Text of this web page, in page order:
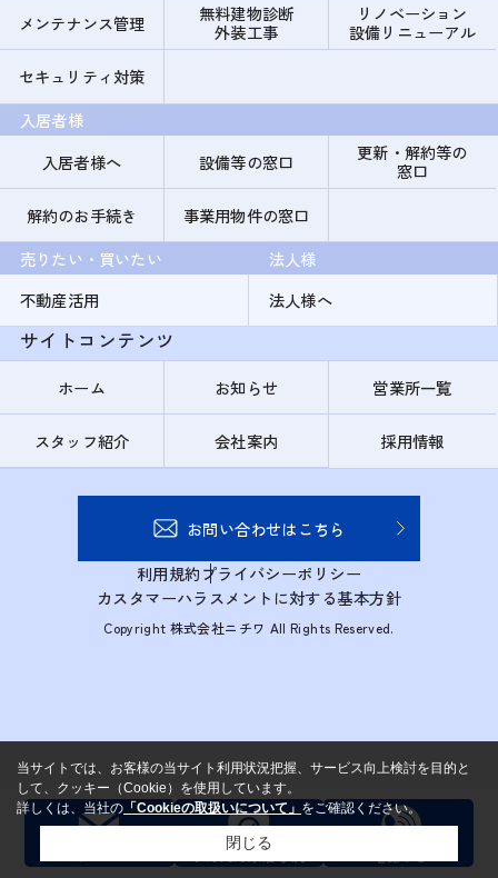
メンテナンス管理
無料建物診断
外装工事
リノベーション
設備リニューアル
セキュリティ対策
入居者様
入居者様へ
設備等の窓口
更新・解約等の
窓口
解約のお手続き
事業用物件の窓口
売りたい・買いたい
不動産活用
法人様
法人様へ
サイトコンテンツ
ホーム お知らせ 営業所一覧
スタッフ紹介 会社案内 採用情報
お問い合わせはこちら
利用規約プライバシーポリシー
カスタマーハラスメントに対する基本方針
Copyright 株式会社ニチワ All Rights Reserved.
当サイトでは、お客様の当サイト利用状況把握、サービス向上検討を目的と
して、クッキー（Cookie）を使用しています。
詳しくは、当社の 「Cookieの取扱いについて」 をご確認ください。
閉じる